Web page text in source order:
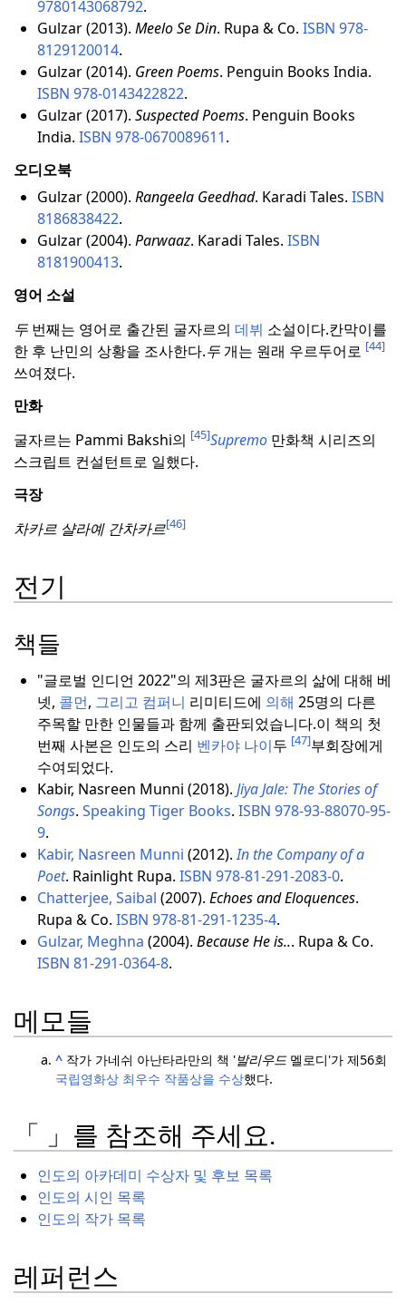
9780143068792.
Gulzar (2013). Meelo Se Din. Rupa & Co. ISBN 978-
8129120014.
Gulzar (2014). Green Poems. Penguin Books India.
ISBN 978-0143422822.
Gulzar (2017). Suspected Poems. Penguin Books
India. ISBN 978-0670089611.
오디오북
Gulzar (2000). Rangeela Geedhad. Karadi Tales. ISBN
8186838422.
Gulzar (2004). Parwaaz. Karadi Tales. ISBN
8181900413.
영어 소설
두 번째는 영어로 출간된 굴자르의 데뷔 소설이다.칸막이를
한 후 난민의 상황을 조사한다.두개는 원래 우르두어로 [44]
쓰여졌다.
만화
굴자르는 Pammi Bakshi의 [45]Supremo 만화책 시리즈의
스크립트 컨설턴트로 일했다.
극장
차카르 샬라예 간차카르[46]
전기
책들
"글로벌 인디언 2022"의 제3판은 굴자르의 삶에 대해 베
넷, 콜먼, 그리고 컴퍼니 리미티드에 의해 25명의 다른
주목할 만한 인물들과 함께 출판되었습니다.이 책의 첫
번째 사본은 인도의 스리 벤카야 나이두 [47]부회장에게
수여되었다.
Kabir, Nasreen Munni (2018). Jiya Jale: The Stories of
Songs. Speaking Tiger Books. ISBN 978-93-88070-95-
9.
Kabir, Nasreen Munni (2012).In the Company of a
Poet. Rainlight Rupa. ISBN 978-81-291-2083-0.
Chatterjee, Saibal (2007). Echoes and Eloquences.
Rupa & Co. ISBN 978-81-291-1235-4.
Gulzar, Meghna (2004). Because He is... Rupa & Co.
ISBN 81-291-0364-8.
메모들
^ 작가 가네쉬 아난타라만의 책 '발리우드멜로디'가 제56회
국립영화상 최우수 작품상을 수상했다.
「 」를 참조해 주세요.
인도의 아카데미 수상자 및 후보 목록
인도의 시인 목록
인도의 작가 목록
레퍼런스